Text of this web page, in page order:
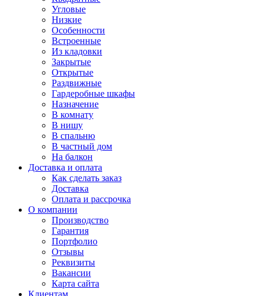
Угловые
Низкие
Особенности
Встроенные
Из кладовки
Закрытые
Открытые
Раздвижные
Гардеробные шкафы
Назначение
В комнату
В нишу
В спальню
В частный дом
На балкон
Доставка и оплата
Как сделать заказ
Доставка
Оплата и рассрочка
О компании
Производство
Гарантия
Портфолио
Отзывы
Реквизиты
Вакансии
Карта сайта
Клиентам